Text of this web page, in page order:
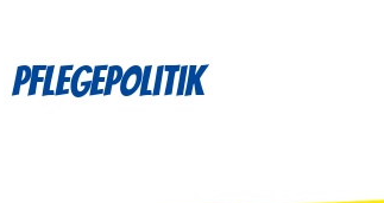
Pflegepolitik